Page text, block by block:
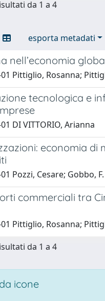
da 1 a 4
esporta metadati
nell’economia
Pittiglio, Rosanna;
tecnologica e
DI VITTORIO, Arianna
economia di
Pozzi, Cesare; Gobbo, F.
commerciali tra
Pittiglio, Rosanna;
da 1 a 4
icone